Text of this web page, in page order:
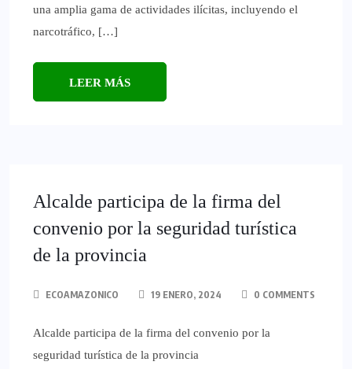
una amplia gama de actividades ilícitas, incluyendo el
narcotráfico, […]
LEER MÁS
Alcalde participa de la firma del
convenio por la seguridad turística
de la provincia
ECOAMAZONICO 19 ENERO, 2024 0 COMMENTS
Alcalde participa de la firma del convenio por la
seguridad turística de la provincia